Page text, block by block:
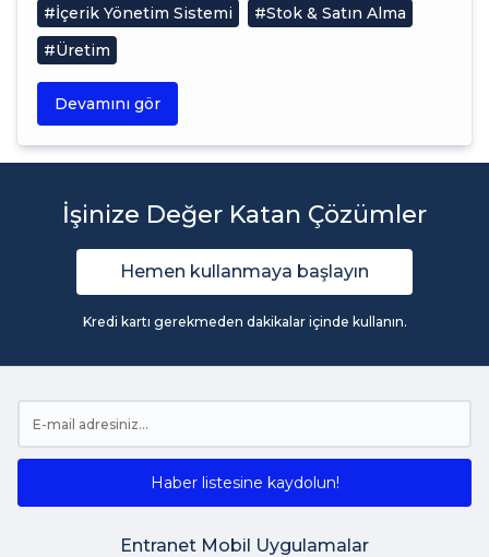
#İçerik Yönetim Sistemi
#Stok & Satın Alma
#Üretim
Devamını gör
İşinize Değer Katan Çözümler
Hemen kullanmaya başlayın
Kredi kartı gerekmeden dakikalar içinde kullanın.
Haber listesine kaydolun!
Entranet Mobil Uygulamalar